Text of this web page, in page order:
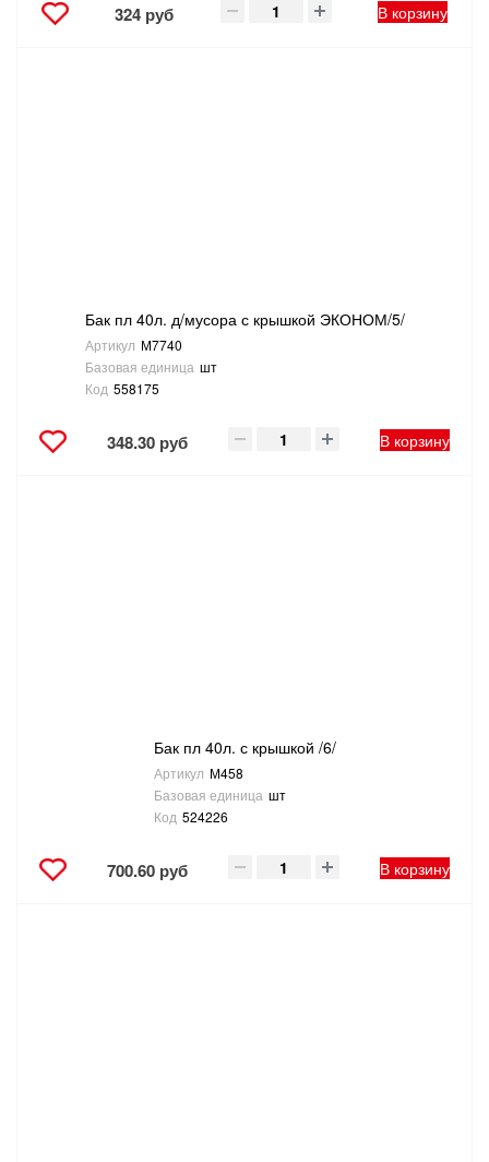
324 руб В корзину
Бак пл 40л. д/мусора с крышкой ЭКОНОМ/5/
Артикул М7740
Базовая единица шт
Код 558175
348.30 руб В корзину
Бак пл 40л. с крышкой /6/
Артикул М458
Базовая единица шт
Код 524226
700.60 руб В корзину